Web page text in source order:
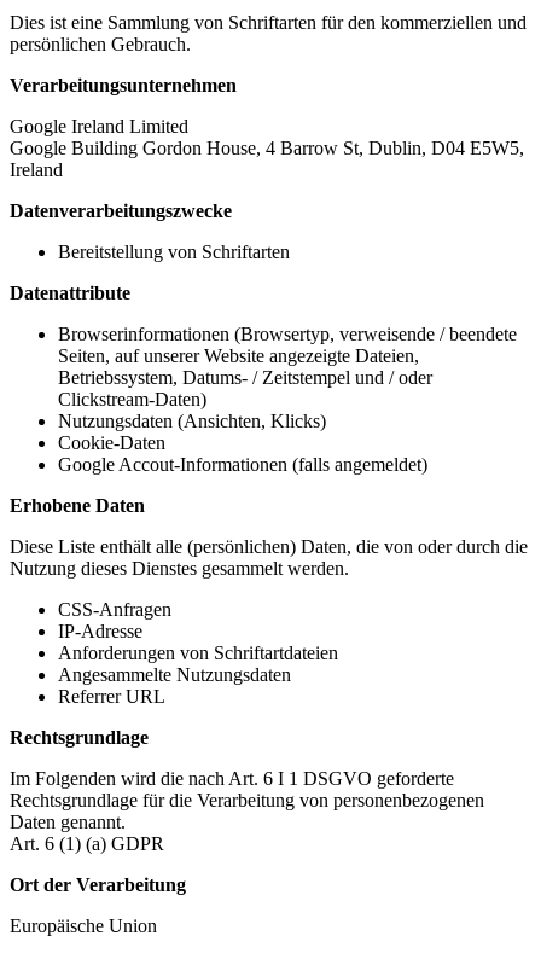
Dies ist eine Sammlung von Schriftarten für den kommerziellen und
persönlichen Gebrauch.
Verarbeitungsunternehmen
Google Ireland Limited
Google Building Gordon House, 4 Barrow St, Dublin, D04 E5W5,
Ireland
Datenverarbeitungszwecke
Bereitstellung von Schriftarten
Datenattribute
Browserinformationen (Browsertyp, verweisende / beendete
Seiten, auf unserer Website angezeigte Dateien,
Betriebssystem, Datums- / Zeitstempel und / oder
Clickstream-Daten)
Nutzungsdaten (Ansichten, Klicks)
Cookie-Daten
Google Accout-Informationen (falls angemeldet)
Erhobene Daten
Diese Liste enthält alle (persönlichen) Daten, die von oder durch die
Nutzung dieses Dienstes gesammelt werden.
CSS-Anfragen
IP-Adresse
Anforderungen von Schriftartdateien
Angesammelte Nutzungsdaten
Referrer URL
Rechtsgrundlage
Im Folgenden wird die nach Art. 6 I 1 DSGVO geforderte
Rechtsgrundlage für die Verarbeitung von personenbezogenen
Daten genannt.
Art. 6 (1) (a) GDPR
Ort der Verarbeitung
Europäische Union